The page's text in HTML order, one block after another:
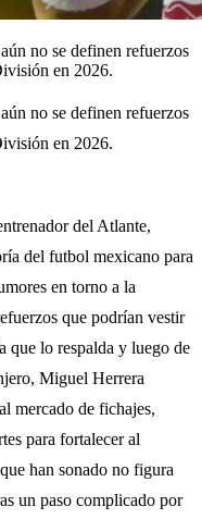
no se definen refuerzos
en 2026.
no se definen refuerzos
en 2026.
del Atlante,
del futbol mexicano para
en torno a la
que podrían vestir
que lo respalda y luego de
Miguel Herrera
mercado de fichajes,
para fortalecer al
han sonado no figura
un paso complicado por